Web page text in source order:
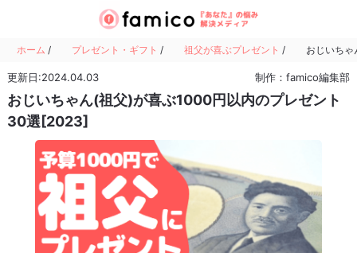
ホーム / プレゼント・ギフト / 祖父が喜ぶプレゼント / おじいち
更新日:2024.04.03 制作：famico編集部
おじいちゃん(祖父)が喜ぶ1000円以内のプレゼント
30選[2023]